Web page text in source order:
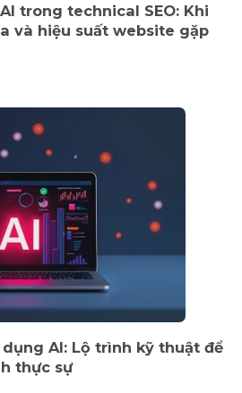
trong technical SEO: Khi
và hiệu suất website gặp
AI: Lộ trình kỹ thuật để
thực sự